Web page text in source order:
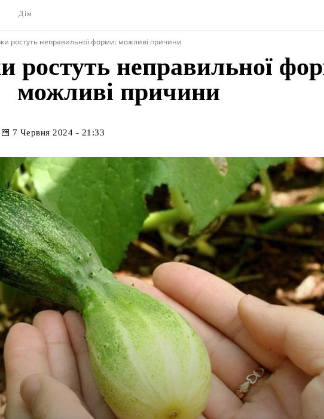
Дім
ростуть неправильної форми: можливі причини
ростуть неправильної
можливі причини
7 Червня 2024 - 21:33